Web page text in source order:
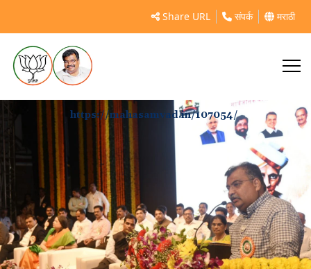
Share URL संपर्क मराठी
https://mahasamvad.in/107054/